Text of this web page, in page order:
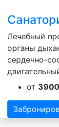
Лечебный
органы
сердечно-
от